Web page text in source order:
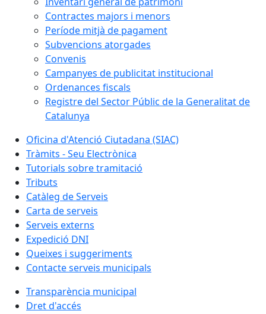
Contractes majors i menors
Període mitjà de pagament
Subvencions atorgades
Convenis
Campanyes de publicitat institucional
Ordenances fiscals
Registre del Sector Públic de la Generalitat de
Catalunya
Oficina d'Atenció Ciutadana (SIAC)
Tràmits - Seu Electrònica
Tutorials sobre tramitació
Tributs
Catàleg de Serveis
Carta de serveis
Serveis externs
Expedició DNI
Queixes i suggeriments
Contacte serveis municipals
Transparència municipal
Dret d'accés